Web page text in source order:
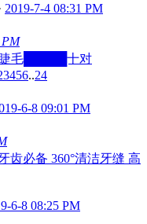
2019-7-4 08:31 PM
毛█████十对
3456..24
6-8 09:01 PM
必备 360°清洁牙缝 高
6-8 08:25 PM